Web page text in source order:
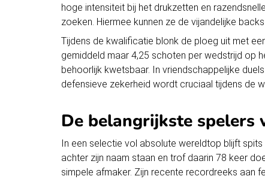
hoge intensiteit bij het drukzetten en
zoeken. Hiermee kunnen ze de vijandelijke
Tijdens de kwalificatie blonk de ploeg uit met
gemiddeld maar 4,25 schoten per wedstrijd op
behoorlijk kwetsbaar. In vriendschappelijke
defensieve zekerheid wordt cruciaal tijdens de
De belangrijkste spelers
In een selectie vol absolute wereldtop blijft
achter zijn naam staan en trof daarin 78 keer
simpele afmaker. Zijn recente recordreeks aan